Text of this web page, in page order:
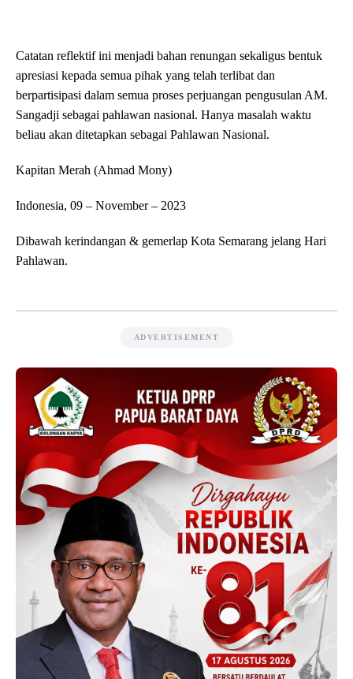
Catatan reflektif ini menjadi bahan renungan sekaligus bentuk
apresiasi kepada semua pihak yang telah terlibat dan
berpartisipasi dalam semua proses perjuangan pengusulan AM.
Sangadji sebagai pahlawan nasional. Hanya masalah waktu
beliau akan ditetapkan sebagai Pahlawan Nasional.
Kapitan Merah (Ahmad Mony)
Indonesia, 09 – November – 2023
Dibawah kerindangan & gemerlap Kota Semarang jelang Hari
Pahlawan.
ADVERTISEMENT